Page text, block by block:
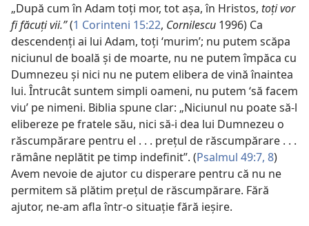
„După cum în Adam toți mor, tot așa, în Hristos, toți vor
fi făcuți vii.”(1 Corinteni 15:22, Cornilescu 1996) Ca
descendenți ai lui Adam, toți ‘murim’; nu putem scăpa
niciunul de boală și de moarte, nu ne putem împăca cu
Dumnezeu și nici nu ne putem elibera de vină înaintea
lui. Întrucât suntem simpli oameni, nu putem ‘să facem
viu’ pe nimeni. Biblia spune clar: „Niciunul nu poate să-l
elibereze pe fratele său, nici să-i dea lui Dumnezeu o
răscumpărare pentru el . . . prețul de răscumpărare . . .
rămâne neplătit pe timp indefinit”. (Psalmul 49:7, 8)
Avem nevoie de ajutor cu disperare pentru că nu ne
permitem să plătim prețul de răscumpărare. Fără
ajutor, ne-am afla într-o situație fără ieșire.